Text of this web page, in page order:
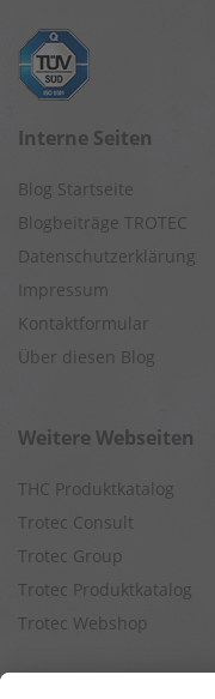
Interne Seiten
Blog Startseite
Blogbeiträge TROTEC
Datenschutzerklärung
Impressum
Kontaktformular
Über diesen Blog
Weitere Webseiten
THC Produktkatalog
Trotec Consult
Trotec Group
Trotec Produktkatalog
Trotec Webshop